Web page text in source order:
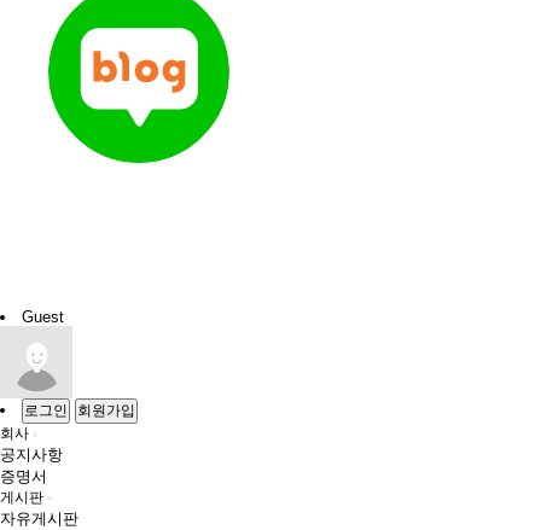
Guest
로그인
회원가입
회사
공지사항
증명서
게시판
자유게시판